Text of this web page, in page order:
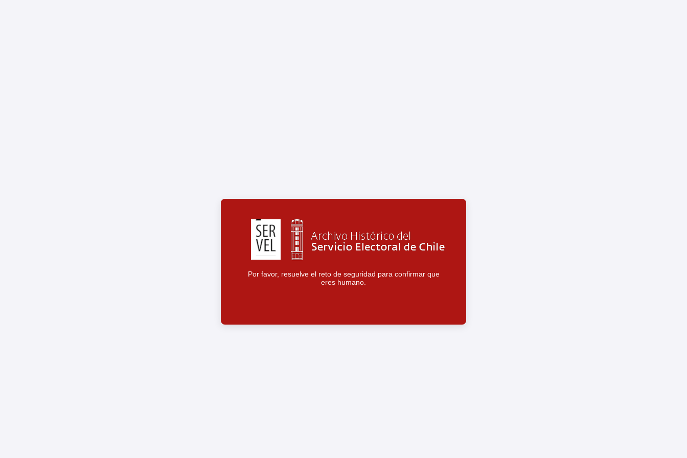
Por favor, resuelve el reto de seguridad para confirmar que
eres humano.